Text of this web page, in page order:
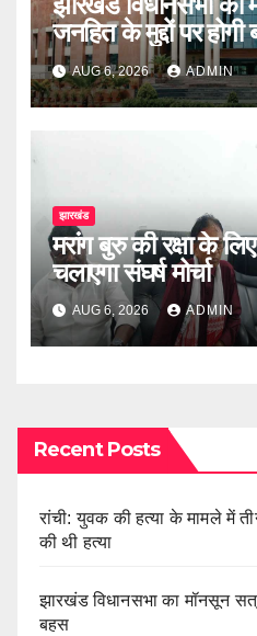
जनहित के मुद्दों पर होगी
AUG 6, 2026 ADMIN
झारखंड
मरांग बुरु की रक्षा के
चलाएगा संघर्ष मोर्चा
AUG 6, 2026 ADMIN
Recent Posts
रांची: युवक की हत्या के मामले में
की थी हत्या
झारखंड विधानसभा का मॉनसून
बहस